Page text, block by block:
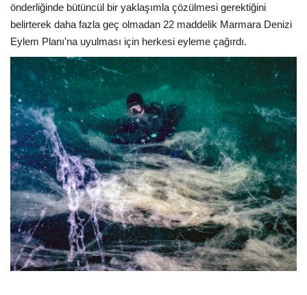
önderliğinde bütüncül bir yaklaşımla çözülmesi gerektiğini
belirterek daha fazla geç olmadan 22 maddelik Marmara Denizi
Eylem Planı'na uyulması için herkesi eyleme çağırdı.